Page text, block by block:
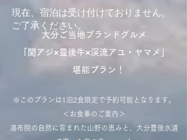
大分ご当地ブランドグルメ
「関アジ×豊後牛×渓流アユ・ヤマメ」
堪能プラン！
※このプランは1泊2食限定で予約可能となります。
＜お食事のご案内＞
湯布院の自然に育まれた山野の恵みと、大分豊後水道
​現在、宿泊は受け付けておりません。
ご了承ください。